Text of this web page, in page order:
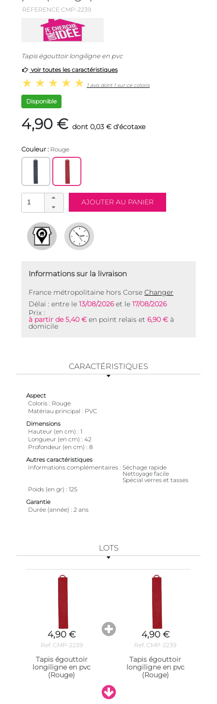
REFERENCE CMP-2239
Tapis égouttoir longiligne en pvc
voir toutes les caractéristiques
1 avis dont 1 sur ce coloris
Disponible
4,90 € dont 0,03 € d'écotaxe
Couleur : Rouge
Informations sur la livraison
France métropolitaine hors Corse Changer
Délai : entre le 13/08/2026et le 17/08/2026
Prix :
à partir de 5,40 € en point relais et 6,90 € à
domicile
CARACTÉRISTIQUES
Aspect
Coloris
Rouge
Matériau principal
PVC
Dimensions
Hauteur (en cm)
1
Longueur (en cm)
42
Profondeur (en cm)
8
Autres caractéristiques
Informations complémentaires Séchage rapide
Nettoyage facile
Spécial verres et tasses
Poids (en gr)
125
Garantie
Durée (année)
2 ans
LOTS
4,90 €
Ref. CMP-2239
Tapis égouttoir
longiligne en pvc
(Rouge)
4,90 €
Ref. CMP-2239
Tapis égouttoir
longiligne en pvc
(Rouge)